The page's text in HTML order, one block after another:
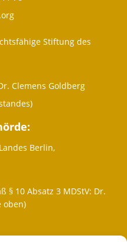
Stiftung des
Clemens Goldberg
Berlin,
§ 10 Absatz 3 MDStV: Dr.
oben)